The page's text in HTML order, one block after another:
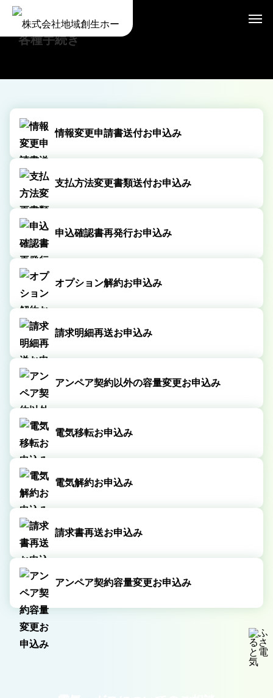
各種手続き
情報変更申請書送付お申込み
支払方法変更書類送付お申込み
申込確認書再発行お申込み
オプション解約お申込み
請求明細再送お申込み
アンペア契約以外の容量変更お申込み
電気移転お申込み
電気解約お申込み
請求書再送お申込み
アンペア契約容量変更お申込み